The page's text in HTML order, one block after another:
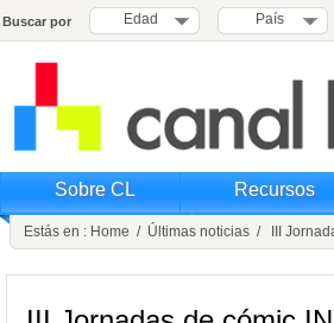
Buscar por Edad País
Sobre CL Recursos
Estás en : Home / Últimas noticias / III